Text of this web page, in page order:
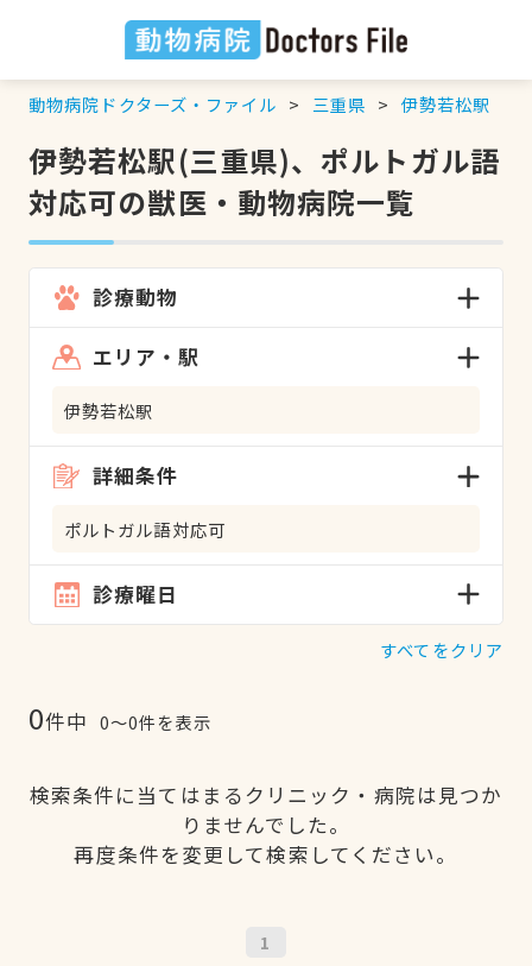
動物病院ドクターズ・ファイル 三重県 伊勢若松駅
伊勢若松駅(三重県)、ポルトガル語
対応可の獣医・動物病院一覧
診療動物
エリア・駅
伊勢若松駅
詳細条件
ポルトガル語対応可
診療曜日
すべてをクリア
0件中 0〜0件を表示
検索条件に当てはまるクリニック・病院は見つか
りませんでした。
再度条件を変更して検索してください。
1